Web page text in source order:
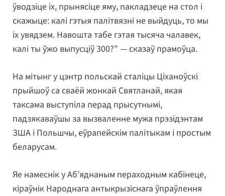
ўводзіце іх, прынясіце яму, пакладзеце на стол і
скажыце: калі гэтыя палітвязні не выйдуць, то мы
іх увядзем. Навошта табе гэтая тысяча чалавек,
калі ты ўжо выпусціў 300?” — сказаў прамоўца.
На мітынг у цэнтр польскай сталіцы Ціханоўскі
прыйшоў са сваёй жонкай Святланай, якая
таксама выступіла перад прысутнымі,
падзякаваўшы за вызваленне мужа прэзідэнтам
ЗША і Польшчы, еўрапейскім палітыкам і простым
беларусам.
Яе намеснік у Аб’яднаным пераходным кабінеце,
кіраўнік Народнага антыкрызіснага ўпраўлення